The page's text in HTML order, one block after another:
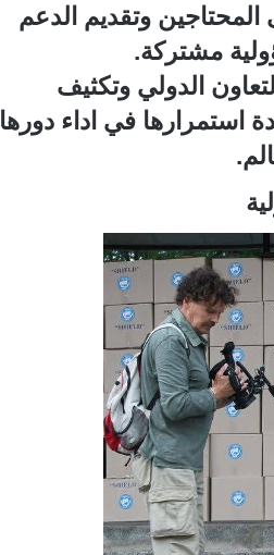
وتقديم الدعم
مشتركة.
الدولي وتكثيف
استمرارها في اداء دورها